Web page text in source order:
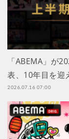
「ABEMA」が
表、10年目を迎
2026.07.16 07:00